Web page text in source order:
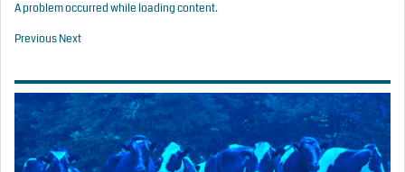
A problem occurred while loading content.
PreviousNext